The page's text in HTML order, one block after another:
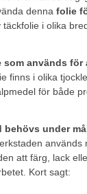
denna folie
i olika
används
finns i olika
för både
under
att färg, lack
Kort sagt: